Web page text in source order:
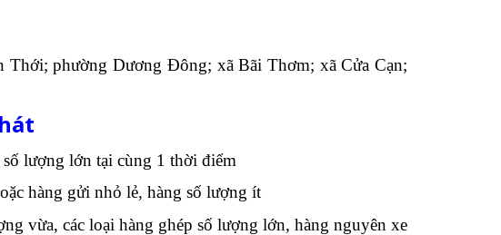
Thới; phường Dương Đông; xã Bãi Thơm; xã Cửa Cạn;
lượng lớn tại cùng 1 thời điểm
hàng gửi nhỏ lẻ, hàng số lượng ít
vừa, các loại hàng ghép số lượng lớn, hàng nguyên xe